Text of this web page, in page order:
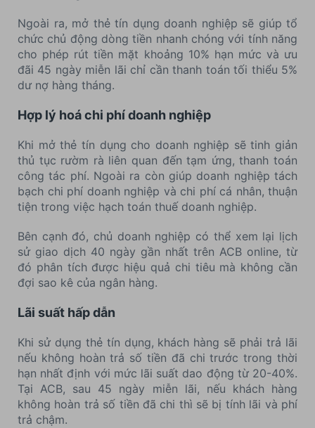
Ngoài ra, mở thẻ tín dụng doanh nghiệp sẽ giúp tổ
chức chủ động dòng tiền nhanh chóng với tính năng
cho phép rút tiền mặt khoảng 10% hạn mức và ưu
đãi 45 ngày miễn lãi chỉ cần thanh toán tối thiểu 5%
dư nợ hàng tháng.
Hợp lý hoá chi phí doanh nghiệp
Khi mở thẻ tín dụng cho doanh nghiệp sẽ tinh giản
thủ tục rườm rà liên quan đến tạm ứng, thanh toán
công tác phí. Ngoài ra còn giúp doanh nghiệp tách
bạch chi phí doanh nghiệp và chi phí cá nhân, thuận
tiện trong việc hạch toán thuế doanh nghiệp.
Bên cạnh đó, chủ doanh nghiệp có thể xem lại lịch
sử giao dịch 40 ngày gần nhất trên ACB online, từ
đó phân tích được hiệu quả chi tiêu mà không cần
đợi sao kê của ngân hàng.
Lãi suất hấp dẫn
Khi sử dụng thẻ tín dụng, khách hàng sẽ phải trả lãi
nếu không hoàn trả số tiền đã chi trước trong thời
hạn nhất định với mức lãi suất dao động từ 20-40%.
Tại ACB, sau 45 ngày miễn lãi, nếu khách hàng
không hoàn trả số tiền đã chi thì sẽ bị tính lãi và phí
trả chậm.